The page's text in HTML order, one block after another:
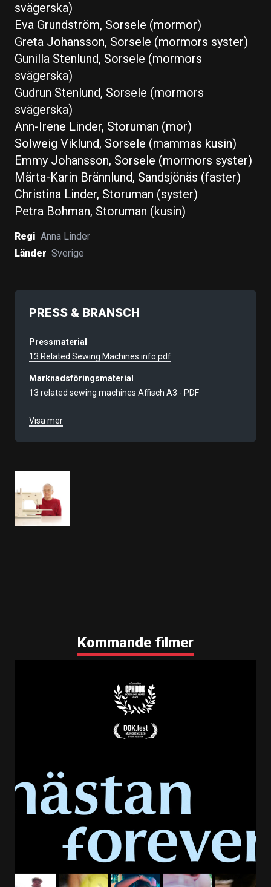
svägerska)
Eva Grundström, Sorsele (mormor)
Greta Johansson, Sorsele (mormors syster)
Gunilla Stenlund, Sorsele (mormors
svägerska)
Gudrun Stenlund, Sorsele (mormors
svägerska)
Ann-Irene Linder, Storuman (mor)
Solweig Viklund, Sorsele (mammas kusin)
Emmy Johansson, Sorsele (mormors syster)
Märta-Karin Brännlund, Sandsjönäs (faster)
Christina Linder, Storuman (syster)
Petra Bohman, Storuman (kusin)
Regi Anna Linder
Länder Sverige
PRESS & BRANSCH
Pressmaterial
13 Related Sewing Machines info pdf
Marknadsföringsmaterial
13 related sewing machines Affisch A3 - PDF
9449
Visa mer
Kommande filmer